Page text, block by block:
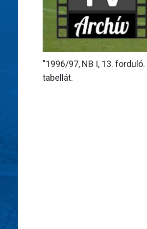
"1996/97, NB I, 13.
tabellát.